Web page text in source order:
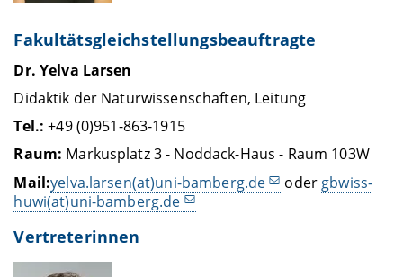
Fakultätsgleichstellungsbeauftragte
Dr. Yelva Larsen
Didaktik der Naturwissenschaften, Leitung
Tel.: +49 (0)951-863-1915
Raum: Markusplatz 3 - Noddack-Haus - Raum 103W
Mail:yelva.larsen(at)uni-bamberg.de oder gbwiss-
huwi(at)uni-bamberg.de
Vertreterinnen